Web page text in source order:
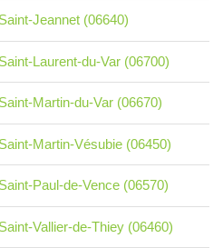
Jeannet (06640)
Laurent-du-Var (06700)
Martin-du-Var (06670)
Martin-Vésubie (06450)
Paul-de-Vence (06570)
Vallier-de-Thiey (06460)